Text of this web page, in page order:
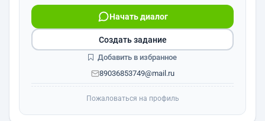
Начать диалог
89036853749@mail.ru
Создать задание
Добавить в избранное
Пожаловаться на профиль